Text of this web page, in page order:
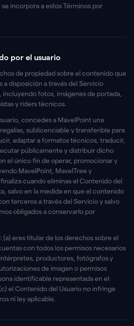
incorpora a estos Términos por
por el usuario
de propiedad sobre el contenido que
a disposición a través del Servicio
incluyendo fotos, imágenes de portada,
y riders técnicos.
concedes a MavelPoint una
sublicenciable y transferible para
adaptar a formatos técnicos, traducir,
públicamente y distribuir dicho
el único fin de operar, promocionar y
MavelPoint, MavelTree y
cuando eliminas el Contenido del
salvo en la medida en que el contenido
terceros a través del Servicio y salvo
obligados a conservarlo por
(a) eres titular de los derechos sobre el
con todos los permisos necesarios
productores, fotógrafos y
de imagen o permisos
identificable representada en el
el Contenido del Usuario no infringe
ni ley aplicable.